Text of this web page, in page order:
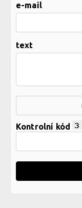
e-mail
text
Kontrolní kód